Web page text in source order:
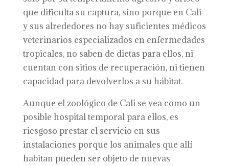
que dificulta su captura, sino porque en Cali
y sus alrededores no hay suficientes médicos
veterinarios especializados en enfermedades
tropicales, no saben de dietas para ellos, ni
cuentan con sitios de recuperación, ni tienen
capacidad para devolverlos a su hábitat.
Aunque el zoológico de Cali se vea como un
posible hospital temporal para ellos, es
riesgoso prestar el servicio en sus
instalaciones porque los animales que allí
habitan pueden ser objeto de nuevas